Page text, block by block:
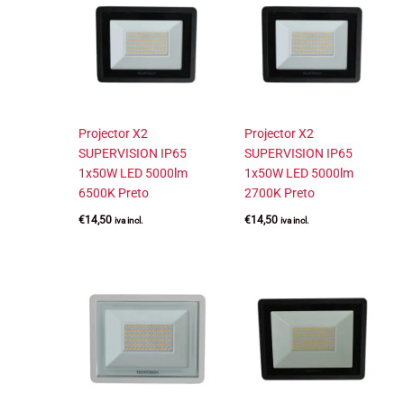
Projector X2
SUPERVISION IP65
1x50W LED 5000lm
6500K Preto
€14,50 iva incl.
Projector X2
SUPERVISION IP65
1x50W LED 5000lm
2700K Preto
€14,50 iva incl.